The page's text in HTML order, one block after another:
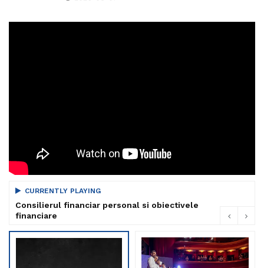
CURRENTLY PLAYING
Consilierul financiar personal si obiectivele
financiare